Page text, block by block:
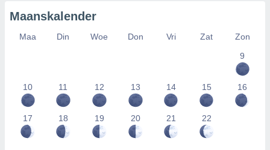
Maanskalender
Maa Din Woe Don Vri Zat
Zon
9
10 11 12 13 14 15 16
17 18 19 20 21 22